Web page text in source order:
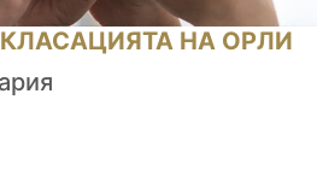
НА ОРЛИ